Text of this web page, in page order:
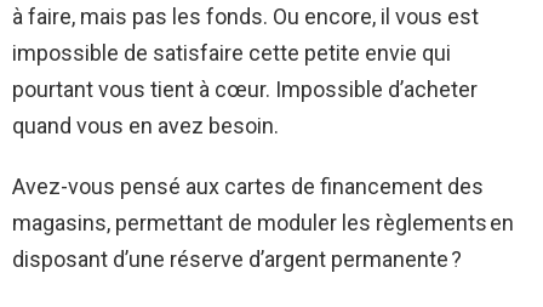
à faire, mais pas les fonds. Ou encore, il vous est
impossible de satisfaire cette petite envie qui
pourtant vous tient à cœur. Impossible d’acheter
quand vous en avez besoin.
Avez-vous pensé aux cartes de financement des
magasins, permettant de moduler les règlements en
disposant d’une réserve d’argent permanente ?